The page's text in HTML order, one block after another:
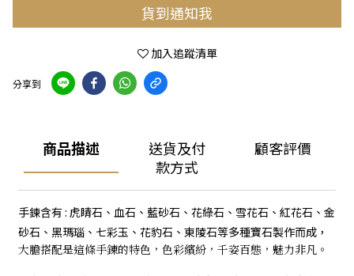
貨到通知我
加入追蹤清單
分享到
商品描述
送貨及付
款方式
顧客評價
手鍊含有 : 虎睛石、血石、藍砂石、花綠石、雪花石、紅花石、金
砂石、黑瑪瑙、七彩玉、花豹石、東陵石等多種寶石製作而成，
大膽搭配是這條手錬的特色，色彩繽紛，千姿百態，魅力非凡。